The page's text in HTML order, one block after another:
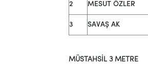
2 MESUT ÖZLER
3 SAVAŞ AK
MÜSTAHSİL 3 METRE